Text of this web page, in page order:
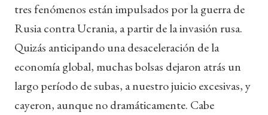
tres fenómenos están impulsados por la guerra de
Rusia contra Ucrania, a partir de la invasión rusa.
Quizás anticipando una desaceleración de la
economía global, muchas bolsas dejaron atrás un
largo período de subas, a nuestro juicio excesivas, y
cayeron, aunque no dramáticamente. Cabe